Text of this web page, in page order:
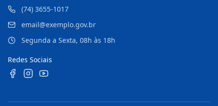
(74) 3655-1017
email@exemplo.gov.br
Segunda a Sexta, 08h às 18h
Redes Sociais